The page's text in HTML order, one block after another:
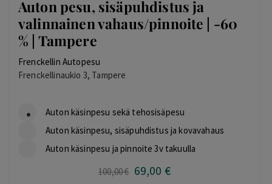
Auton pesu, sisäpuhdistus ja
valinnainen vahaus/pinnoite | -60
% | Tampere
Frenckellin Autopesu
Frenckellinaukio 3, Tampere
Auton käsinpesu sekä tehosisäpesu
Auton käsinpesu, sisäpuhdistus ja kovavahaus
Auton käsinpesu ja pinnoite 3v takuulla
100,00€ Alkuperäinen
69,00 €Nykyinen